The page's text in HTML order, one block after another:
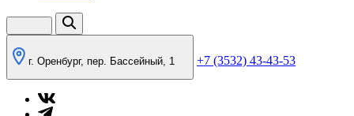
г. Оренбург, пер. Бассейный, 1 +7 (3532) 43-43-53